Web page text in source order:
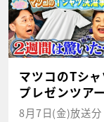
マツコのTシ
プレゼンツアー
8月7日(金)放送分